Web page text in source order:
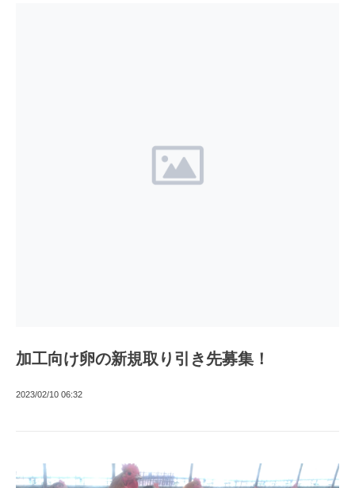
加工向け卵の新規取り引き先募集！
2023/02/10 06:32